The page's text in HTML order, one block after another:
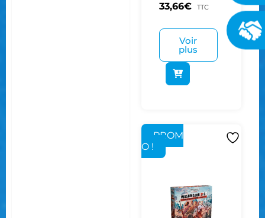
33,66€ TTC
Voir
plus
PROM
O !